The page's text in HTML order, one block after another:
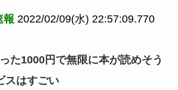
報 2022/02/09(水) 22:57:09.770
た1000円で無限に本が読めそう
スはすごい